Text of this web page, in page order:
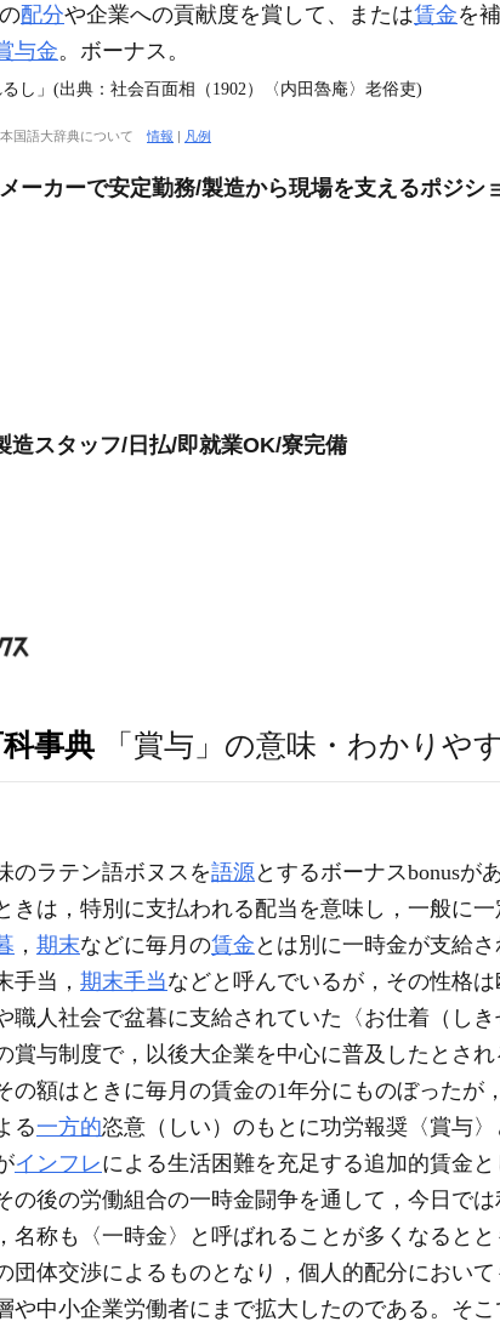
配分や企業への貢献度を賞して、または賃金を
与金。ボーナス。
し」(出典：社会百面相（1902）〈内田魯庵〉老俗吏)
本国語大辞典について情報 | 凡例
ーカーで安定勤務/製造から現場を支えるポジ
造スタッフ/日払/即就業OK/寮完備
事典 「賞与」の意味・わかりや
のラテン語ボヌスを語源とするボーナスbonusが
きは，特別に支払われる配当を意味し，一般に
， 期末などに毎月の賃金 とは別に一時金が支給
手当， 期末手当などと呼んでいるが，その性格
職人社会で盆暮に支給されていた〈お仕着（し
賞与制度で，以後大企業を中心に普及したとさ
の額はときに毎月の賃金の1年分にものぼったが
る一方的恣意（しい）のもとに功労報奨〈賞与
インフレによる生活困難を充足する追加的賃金
の後の労働組合の一時金闘争を通して，今日で
名称も〈一時金〉と呼ばれることが多くなると
団体交渉によるものとなり，個人的配分におい
や中小企業労働者にまで拡大したのである。そ